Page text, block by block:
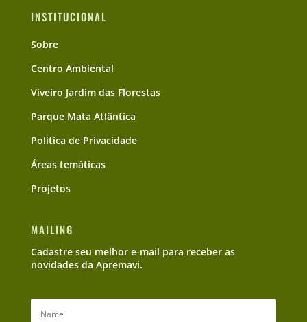
INSTITUCIONAL
Sobre
Centro Ambiental
Viveiro Jardim das Florestas
Parque Mata Atlântica
Política de Privacidade
Áreas temáticas
Projetos
MAILING
Cadastre seu melhor e-mail para receber as
novidades da Apremavi.